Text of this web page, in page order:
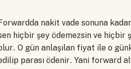
Forwardda nakit vade sonuna
hiçbir şey ödemezsin ve hiçbir
O gün anlaşılan fiyat ile o
parası ödenir. Yani forward